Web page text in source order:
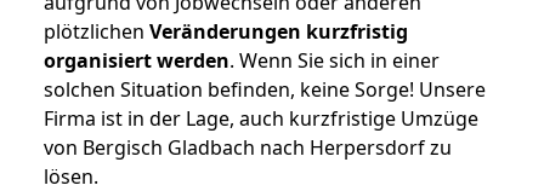
plötzlichen Veränderungen kurzfristig
organisiert werden. Wenn Sie sich in einer
solchen Situation befinden, keine Sorge! Unsere
Firma ist in der Lage, auch kurzfristige Umzüge
von Bergisch Gladbach nach Herpersdorf zu
lösen.